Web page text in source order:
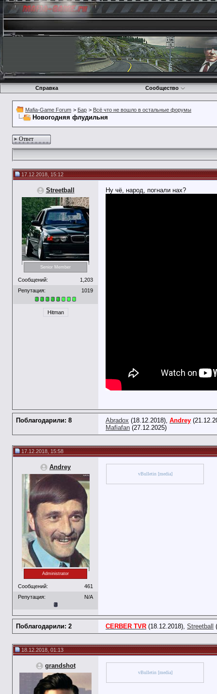
Справка Сообщество
Mafia-Game Forum > Бар > Всё что не вошло в остальные форумы
Новогодняя флудильня
Ответ
17.12.2018, 15:12
Streetball
Senior Member
Сообщений:
1,203
Репутация:
1019
Hitman
Ну чё, народ, погнали нах?
Поблагодарили: 8 Abradox (18.12.2018), Andrey
Mafiafan (27.12.2025)
17.12.2018, 15:58
Andrey
Administrator
Сообщений:
461
Репутация:
N/A
vBulletin [media]
Поблагодарили: 2 CERBER TVR (18.12.2018), Streetball
18.12.2018, 01:13
grandshot
vBulletin [media]